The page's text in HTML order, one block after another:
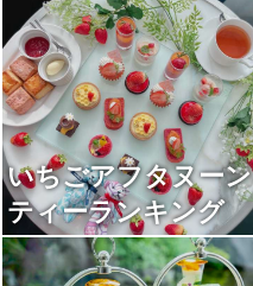
いちごアフタヌーン
ティーランキング